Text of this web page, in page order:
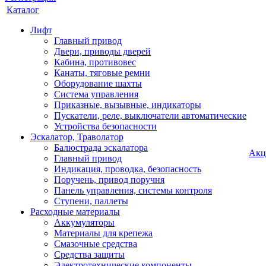
Каталог
Лифт
Главный привод
Двери, приводы дверей
Кабина, противовес
Канаты, тяговые ремни
Оборудование шахты
Система управления
Приказные, вызывные, индикаторы
Пускатели, реле, выключатели автоматические
Устройства безопасности
Эскалатор, Траволатор
Балюстрада эскалатора
Главный привод
Индикация, проводка, безопасность
Поручень, привод поручня
Панель управления, системы контроля
Ступени, паллеты
Расходные материалы
Аккумуляторы
Материалы для крепежа
Смазочные средства
Средства защиты